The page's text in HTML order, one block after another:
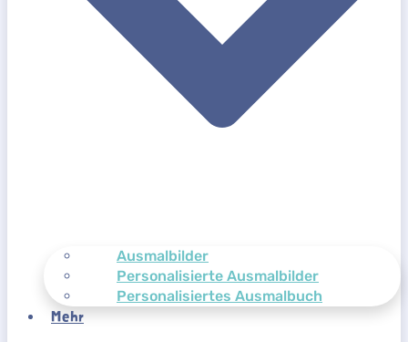
Ausmalbilder
Personalisierte Ausmalbilder
Personalisiertes Ausmalbuch
Mehr